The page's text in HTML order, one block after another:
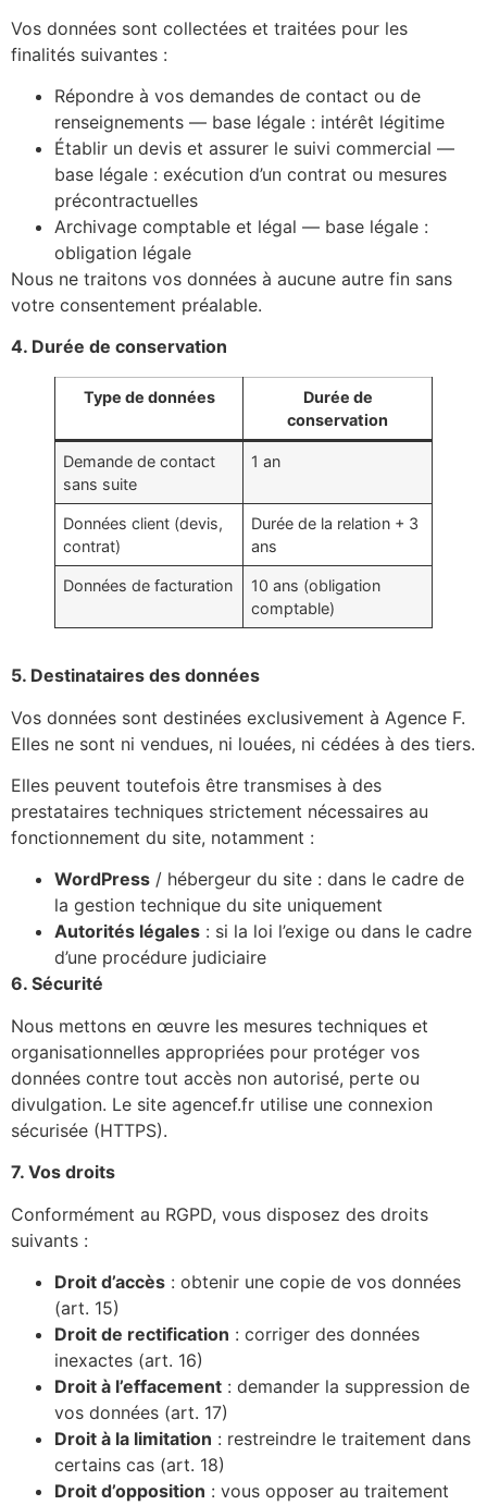
Vos données sont collectées et traitées pour les
finalités suivantes :
Répondre à vos demandes de contact ou de
renseignements — base légale : intérêt légitime
Établir un devis et assurer le suivi commercial —
base légale : exécution d’un contrat ou mesures
précontractuelles
Archivage comptable et légal — base légale :
obligation légale
Nous ne traitons vos données à aucune autre fin sans
votre consentement préalable.
4. Durée de conservation
Type de données
Durée de
conservation
Demande de contact
sans suite
1 an
Données client (devis,
contrat)
Durée de la relation + 3
ans
Données de facturation
10 ans (obligation
comptable)
5. Destinataires des données
Vos données sont destinées exclusivement à Agence F.
Elles ne sont ni vendues, ni louées, ni cédées à des tiers.
Elles peuvent toutefois être transmises à des
prestataires techniques strictement nécessaires au
fonctionnement du site, notamment :
WordPress / hébergeur du site : dans le cadre de
la gestion technique du site uniquement
Autorités légales : si la loi l’exige ou dans le cadre
d’une procédure judiciaire
6. Sécurité
Nous mettons en œuvre les mesures techniques et
organisationnelles appropriées pour protéger vos
données contre tout accès non autorisé, perte ou
divulgation. Le site agencef.fr utilise une connexion
sécurisée (HTTPS).
7. Vos droits
Conformément au RGPD, vous disposez des droits
suivants :
Droit d’accès : obtenir une copie de vos données
(art. 15)
Droit de rectification : corriger des données
inexactes (art. 16)
Droit à l’effacement : demander la suppression de
vos données (art. 17)
Droit à la limitation : restreindre le traitement dans
certains cas (art. 18)
Droit d’opposition : vous opposer au traitement